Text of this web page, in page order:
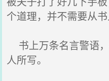
个道理，并不需要从书
书上万条名言警语
人所写。